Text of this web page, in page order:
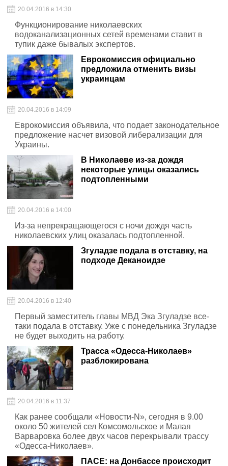
20.04.2016 в 14:30
Функционирование николаевских
водоканализационных сетей временами ставит в
тупик даже бывалых экспертов.
Еврокомиссия официально
предложила отменить визы
украинцам
20.04.2016 в 14:09
Еврокомиссия объявила, что подает законодательное
предложение насчет визовой либерализации для
Украины.
В Николаеве из-за дождя
некоторые улицы оказались
подтопленными
20.04.2016 в 14:00
Из-за непрекращающегося с ночи дождя часть
николаевских улиц оказалась подтопленной.
Згуладзе подала в отставку, на
подходе Деканоидзе
20.04.2016 в 12:40
Первый заместитель главы МВД Эка Згуладзе все-
таки подала в отставку. Уже с понедельника Згуладзе
не будет выходить на работу.
Трасса «Одесса-Николаев»
разблокирована
20.04.2016 в 11:37
Как ранее сообщали «Новости-N», сегодня в 9.00
около 50 жителей сел Комсомольское и Малая
Варваровка более двух часов перекрывали трассу
«Одесса-Николаев».
ПАСЕ: на Донбассе происходит